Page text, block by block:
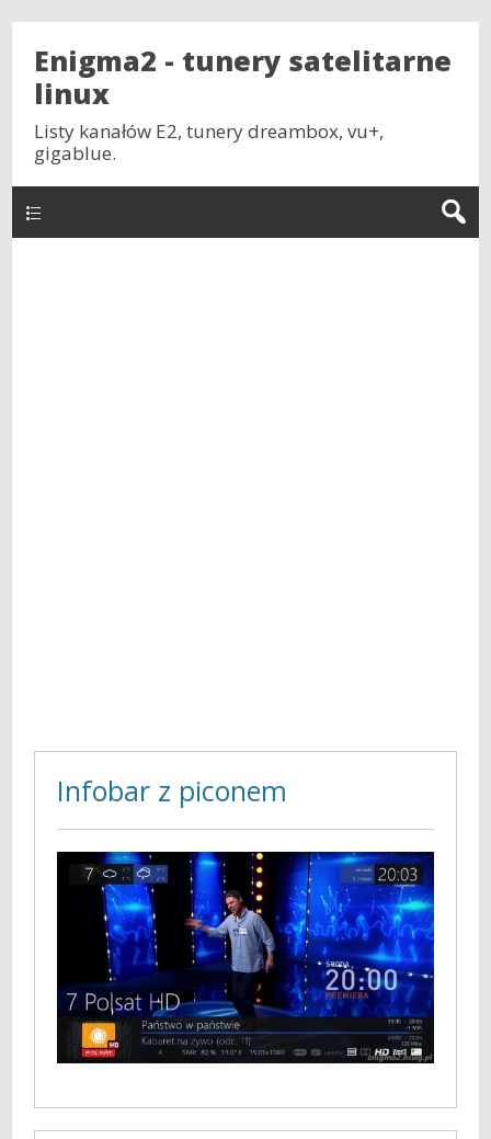
Enigma2 - tunery satelitarne
linux
Listy kanałów E2, tunery dreambox, vu+,
gigablue.
Infobar z piconem